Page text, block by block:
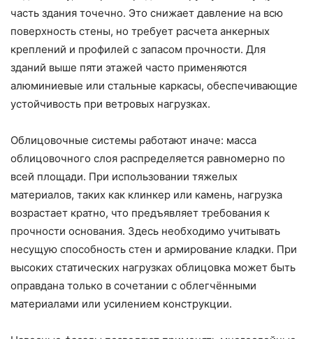
часть здания точечно. Это снижает давление на всю
поверхность стены, но требует расчета анкерных
креплений и профилей с запасом прочности. Для
зданий выше пяти этажей часто применяются
алюминиевые или стальные каркасы, обеспечивающие
устойчивость при ветровых нагрузках.
Облицовочные системы работают иначе: масса
облицовочного слоя распределяется равномерно по
всей площади. При использовании тяжелых
материалов, таких как клинкер или камень, нагрузка
возрастает кратно, что предъявляет требования к
прочности основания. Здесь необходимо учитывать
несущую способность стен и армирование кладки. При
высоких статических нагрузках облицовка может быть
оправдана только в сочетании с облегчёнными
материалами или усилением конструкции.